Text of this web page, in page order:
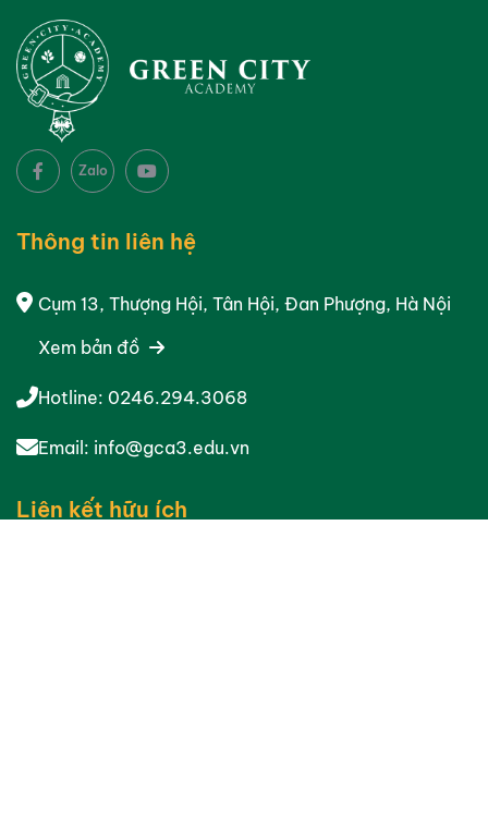
Zalo
Thông tin liên hệ
Cụm 13, Thượng Hội, Tân Hội, Đan Phượng, Hà Nội
Xem bản đồ
Hotline: 0246.294.3068
Email: info@gca3.edu.vn
Liên kết hữu ích